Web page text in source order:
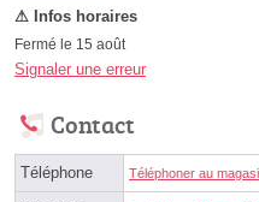
Fermé le 15 août
Signaler une erreur
Contact
Téléphone Téléphoner au